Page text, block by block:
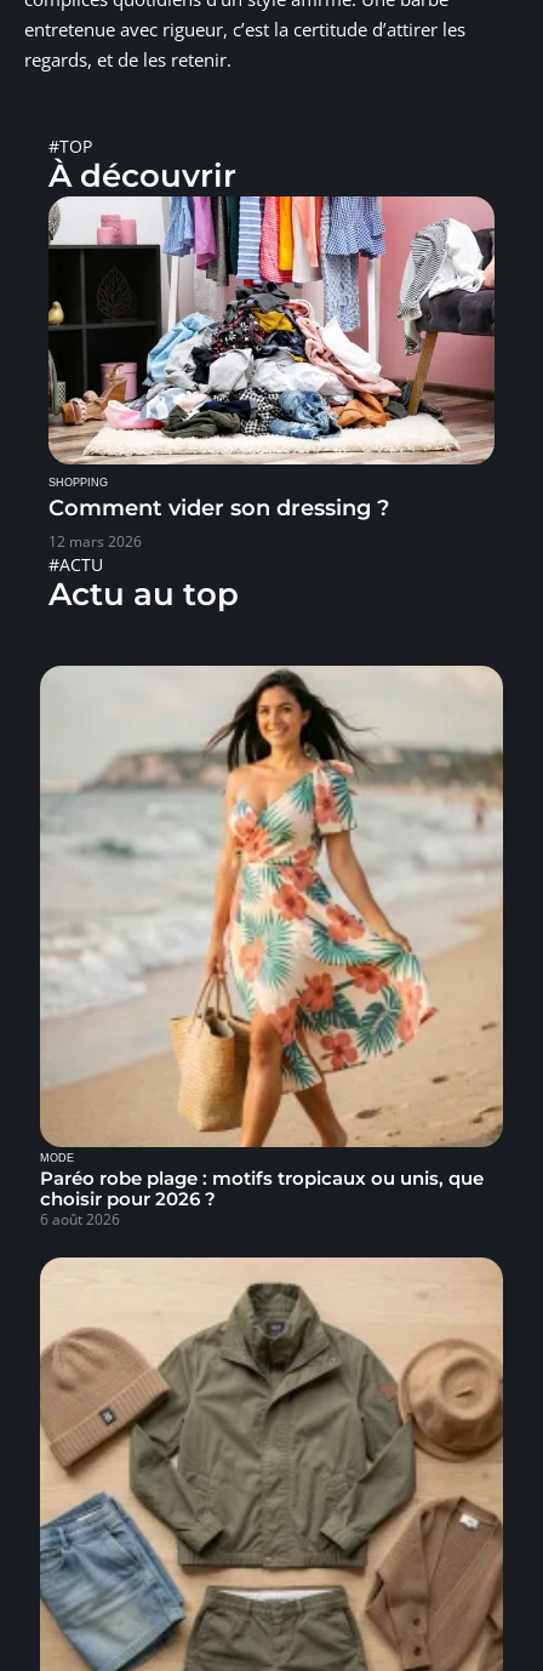
entretenue avec rigueur, c’est la certitude d’attirer les
regards, et de les retenir.
#TOP
À découvrir
SHOPPING
Comment vider son dressing ?
12 mars 2026
#ACTU
Actu au top
MODE
Paréo robe plage : motifs tropicaux ou unis, que
choisir pour 2026 ?
6 août 2026